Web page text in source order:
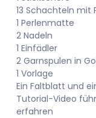
13 Schachteln mit
1 Perlenmatte
2 Nadeln
1 Einfädler
2 Garnspulen in
1 Vorlage
Ein Faltblatt und
Tutorial-Video
erfahren